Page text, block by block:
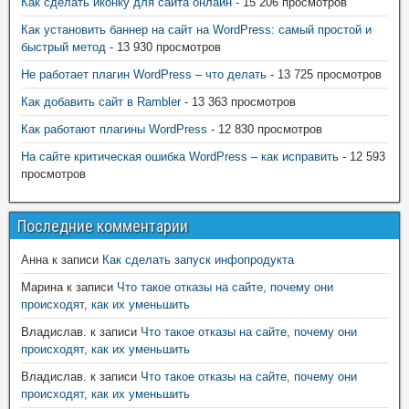
Как установить баннер на сайт на WordPress: самый простой и
быстрый метод - 13 930 просмотров
Не работает плагин WordPress – что делать - 13 725 просмотров
Как добавить сайт в Rambler- 13 363 просмотров
Как работают плагины WordPress - 12 830 просмотров
На сайте критическая ошибка WordPress – как исправить - 12 593
просмотров
Последние комментарии
Аннак записи Как сделать запуск инфопродукта
Маринак записи Что такое отказы на сайте, почему они
происходят, как их уменьшить
Владислав. к записи Что такое отказы на сайте, почему они
происходят, как их уменьшить
Владислав. к записи Что такое отказы на сайте, почему они
происходят, как их уменьшить